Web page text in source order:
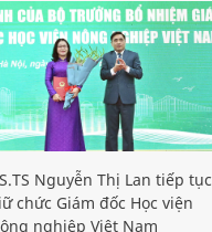
Nguyễn Thị Lan tiếp tục
chức Giám đốc Học viện
nghiệp Việt Nam